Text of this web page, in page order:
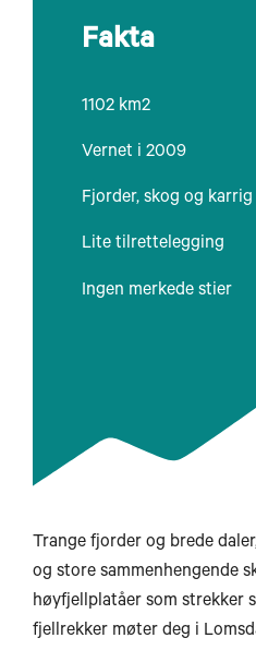
Fakta
1102 km2
Vernet i 2009
Fjorder, skog og
Lite tilrettelegging
Ingen merkede stier
Trange fjorder og brede
og store sammenhengende
høyfjellplatåer som strekker
fjellrekker møter deg i